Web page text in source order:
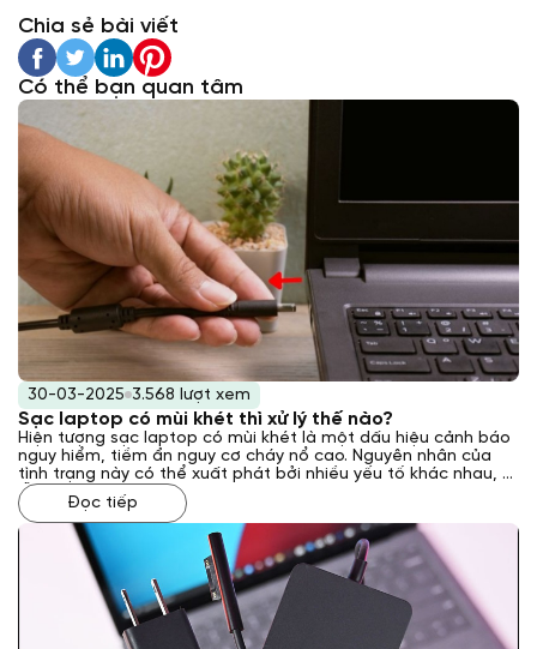
Chia sẻ bài viết
Có thể bạn quan tâm
30-03-2025 3.568 lượt xem
Sạc laptop có mùi khét thì xử lý thế nào?
Hiện tượng sạc laptop có mùi khét là một dấu hiệu cảnh báo
nguy hiểm, tiềm ẩn nguy cơ cháy nổ cao. Nguyên nhân của
tình trạng này có thể xuất phát bởi nhiều yếu tố khác nhau, từ
lỗi kỹ thuật bên trong sạc đến các vấn đề về nguồn điện hoặc
môi trường sử dụng. Vậy phải xử lý như thế nào khi gặp phải
tình trạng này? Laptop Khánh Trần sẽ giải đáp cho bạn qua
bài viết sau đây.
Đọc tiếp